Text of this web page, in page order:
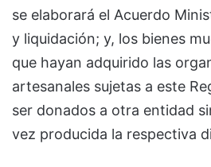
se elaborará el Acuerdo
y liquidación; y, los bienes
que hayan adquirido las
artesanales sujetas a este
ser donados a otra entidad
vez producida la respectiva